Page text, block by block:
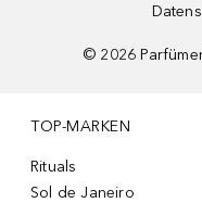
© 2026
TOP-MARKEN
Rituals
Sol de Janeiro